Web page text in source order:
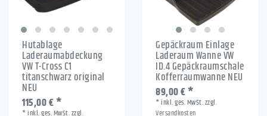
Hutablage
Laderaumabdeckung
VW T-Cross C1
titanschwarz original
NEU
115,00 € *
*inkl. ges. MwSt.zzgl.
Gepäckraum Einlage
Laderaum Wanne VW
ID.4 Gepäckraumschale
Kofferraumwanne NEU
89,00 € *
*inkl. ges. MwSt.zzgl.
Versandkosten